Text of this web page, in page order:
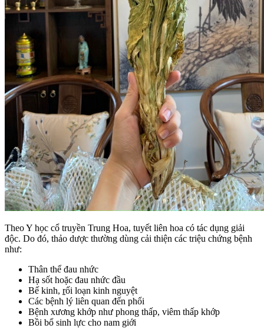
Theo Y học cổ truyền Trung Hoa, tuyết liên hoa có tác dụng giải
độc. Do đó, thảo dược thường dùng cải thiện các triệu chứng bệnh
như:
Thân thể đau nhức
Hạ sốt hoặc đau nhức đầu
Bế kinh, rối loạn kinh nguyệt
Các bệnh lý liên quan đến phổi
Bệnh xương khớp như phong thấp, viêm thấp khớp
Bồi bổ sinh lực cho nam giới